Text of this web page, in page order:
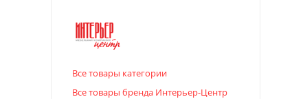
Все товары категории
Все товары бренда Интерьер-Центр